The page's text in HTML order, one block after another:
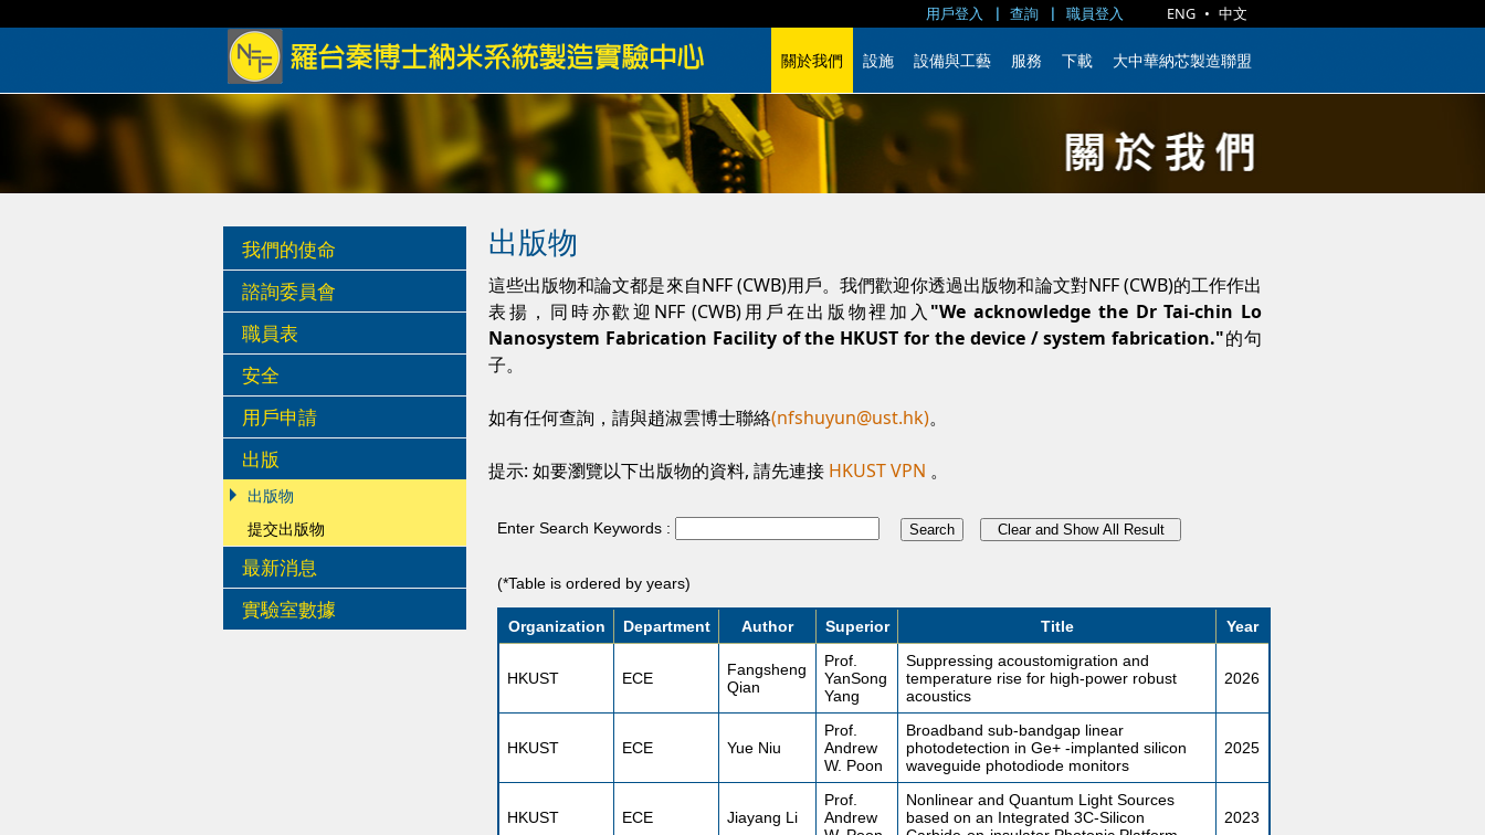
用戶登入 查詢 職員登入 ENG • 中文
關於我們 設施 設備與工藝 服務 下載 大中華納芯製造聯盟
我們的使命
諮詢委員會
職員表
安全
用戶申請
出版
出版物
提交出版物
最新消息
實驗室數據
出版物
這些出版物和論文都是來自NFF (CWB)用戶。我們歡迎你透過出版物和論文對NFF (CWB)的工作作出
表揚，同時亦歡迎NFF (CWB)用戶在出版物裡加入 "We acknowledge the Dr Tai-chin Lo
Nanosystem Fabrication Facility of the HKUST for the device / system fabrication."的句
子。
如有任何查詢，請與趙淑雲博士聯絡(nfshuyun@ust.hk)。
提示: 如要瀏覽以下出版物的資料, 請先連接 HKUST VPN 。